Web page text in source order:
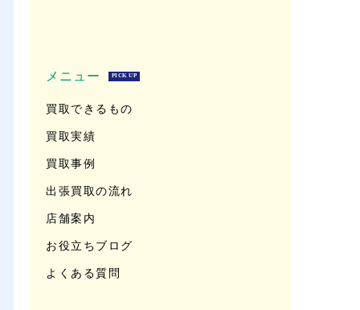
メニュー PICK UP
買取できるもの
買取実績
買取事例
出張買取の流れ
店舗案内
お役立ちブログ
よくある質問